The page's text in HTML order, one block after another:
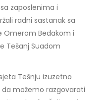
zaposlenima i
radni sastanak sa
Omerom Bedakom i
Tešanj Suadom
Tešnju izuzetno
da možemo razgovarati